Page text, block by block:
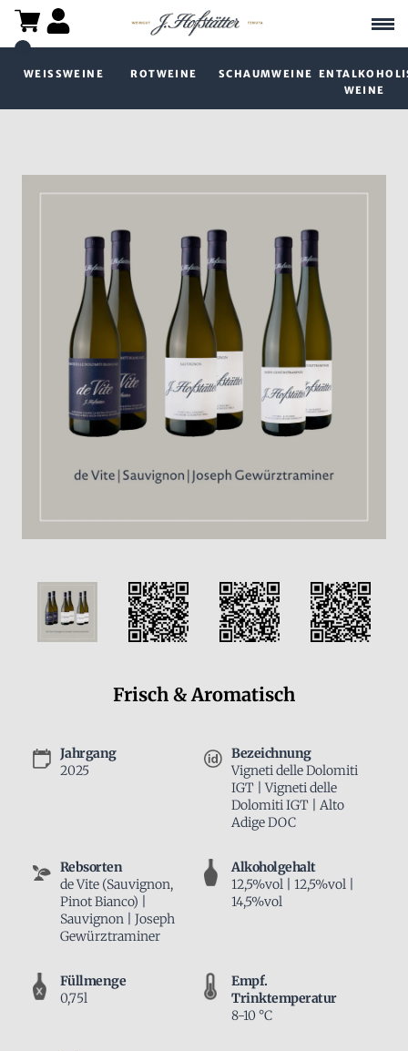
WEISSWEINE ROTWEINE SCHAUMWEINE
WEINE
Frisch & Aromatisch
Jahrgang
2025
Bezeichnung
Vigneti delle Dolomiti
IGT | Vigneti delle
Dolomiti IGT | Alto
Adige DOC
Rebsorten
de Vite (Sauvignon,
Pinot Bianco) |
Sauvignon | Joseph
Gewürztraminer
Alkoholgehalt
12,5%vol | 12,5%vol |
14,5%vol
Füllmenge
0,75l
Empf.
Trinktemperatur
8-10 °C